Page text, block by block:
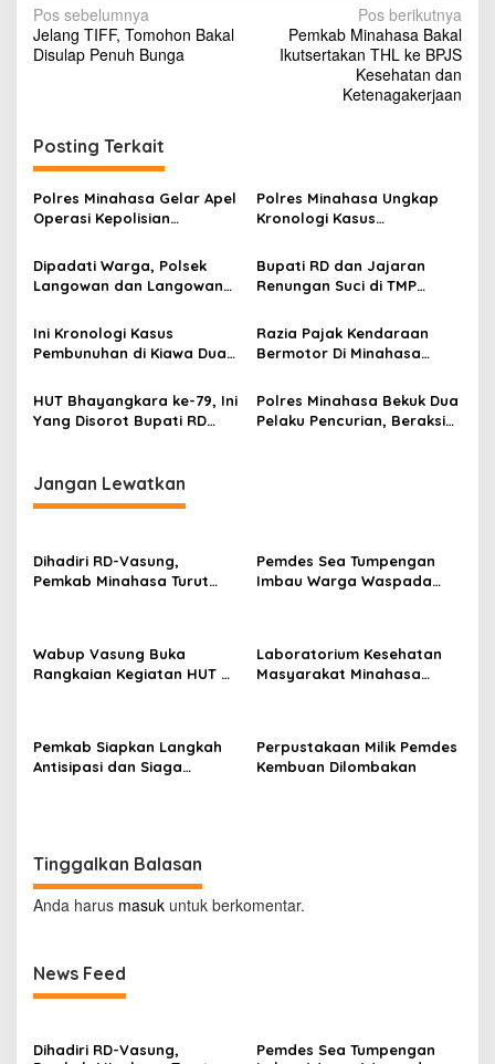
N
a
g
a
s
i
p
o
s
Pos sebelumnya
Jelang TIFF, Tomohon Bakal
Disulap Penuh Bunga
Pos berikutnya
Pemkab Minahasa Bakal
Ikutsertakan THL ke BPJS
Kesehatan dan
Ketenagakerjaan
Posting Terkait
Polres Minahasa Gelar Apel
Operasi Kepolisian
Polres Minahasa Ungkap
Kronologi Kasus
Dipadati Warga, Polsek
Langowan dan Langowan
Bupati RD dan Jajaran
Renungan Suci di TMP
Ini Kronologi Kasus
Pembunuhan di Kiawa Dua
Razia Pajak Kendaraan
Bermotor Di Minahasa
Vasung
HUT Bhayangkara ke-79, Ini
Yang Disorot Bupati RD
Polres Minahasa Bekuk Dua
Pelaku Pencurian, Beraksi
Jangan Lewatkan
Dihadiri RD-Vasung,
Pemkab Minahasa Turut
Pemdes Sea Tumpengan
Imbau Warga Waspada
Wabup Vasung Buka
Rangkaian Kegiatan HUT RI
Laboratorium Kesehatan
Masyarakat Minahasa
Pemkab Siapkan Langkah
Antisipasi dan Siaga
Perpustakaan Milik Pemdes
Kembuan Dilombakan
Tinggalkan Balasan
Anda harus masuk untuk berkomentar.
News Feed
Dihadiri RD-Vasung,
Pemdes Sea Tumpengan